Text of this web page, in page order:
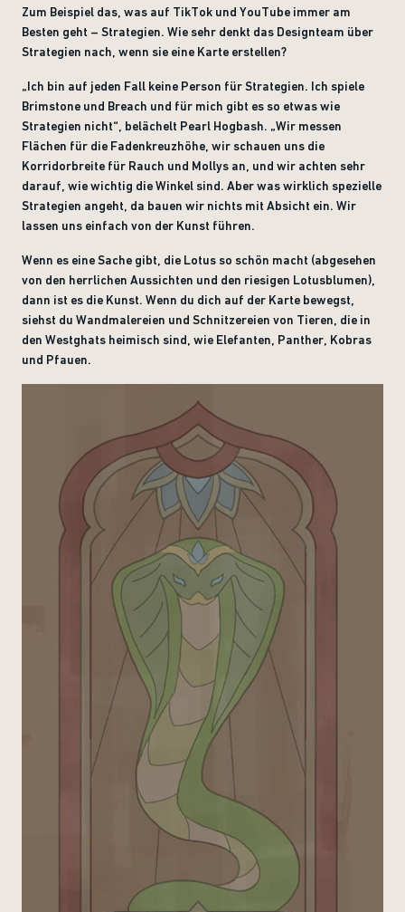
Zum Beispiel das, was auf TikTok und YouTube immer am
Besten geht – Strategien. Wie sehr denkt das Designteam über
Strategien nach, wenn sie eine Karte erstellen?
„Ich bin auf jeden Fall keine Person für Strategien. Ich spiele
Brimstone und Breach und für mich gibt es so etwas wie
Strategien nicht“, belächelt Pearl Hogbash. „Wir messen
Flächen für die Fadenkreuzhöhe, wir schauen uns die
Korridorbreite für Rauch und Mollys an, und wir achten sehr
darauf, wie wichtig die Winkel sind. Aber was wirklich spezielle
Strategien angeht, da bauen wir nichts mit Absicht ein. Wir
lassen uns einfach von der Kunst führen.
Wenn es eine Sache gibt, die Lotus so schön macht (abgesehen
von den herrlichen Aussichten und den riesigen Lotusblumen),
dann ist es die Kunst. Wenn du dich auf der Karte bewegst,
siehst du Wandmalereien und Schnitzereien von Tieren, die in
den Westghats heimisch sind, wie Elefanten, Panther, Kobras
und Pfauen.